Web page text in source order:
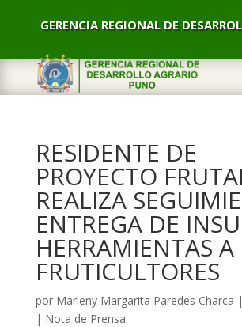
GERENCIA REGIONAL DE
RESIDENTE DE
PROYECTO
REALIZA
ENTREGA DE
HERRAMIENTAS A
FRUTICULTORES
por Marleny Margarita Paredes Charca |
| Nota de Prensa